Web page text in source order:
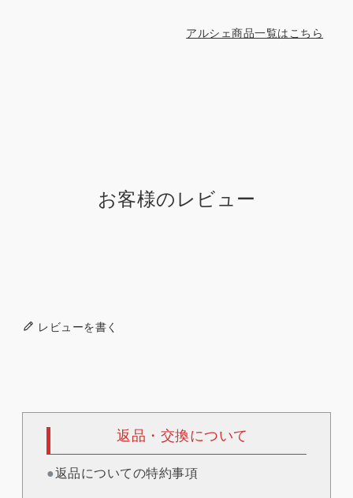
アルシェ商品一覧はこちら
お客様のレビュー
レビューを書く
返品・交換について
●返品についての特約事項